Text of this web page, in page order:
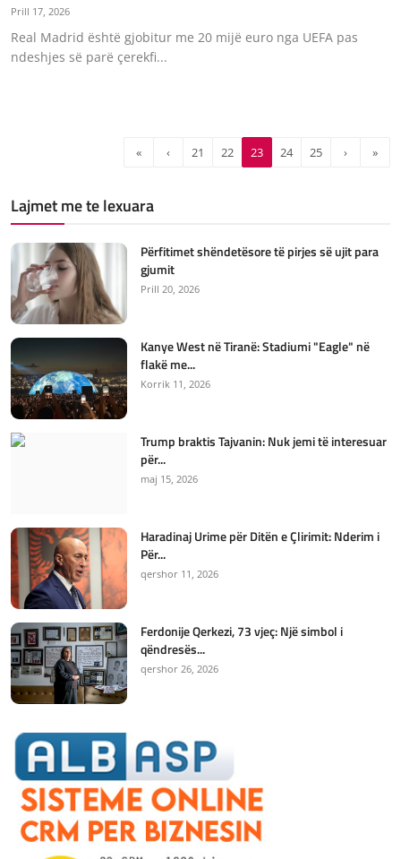
Prill 17, 2026
Real Madrid është gjobitur me 20 mijë euro nga UEFA pas
ndeshjes së parë çerekfi...
« ‹ 21 22 23 24 25 › »
Lajmet me te lexuara
Përfitimet shëndetësore të pirjes së ujit para
gjumit
Prill 20, 2026
Kanye West në Tiranë: Stadiumi "Eagle" në
flakë me...
Korrik 11, 2026
Trump braktis Tajvanin: Nuk jemi të interesuar
për...
maj 15, 2026
Haradinaj Urime për Ditën e Çlirimit: Nderim i
Për...
qershor 11, 2026
Ferdonije Qerkezi, 73 vjeç: Një simbol i
qëndresës...
qershor 26, 2026